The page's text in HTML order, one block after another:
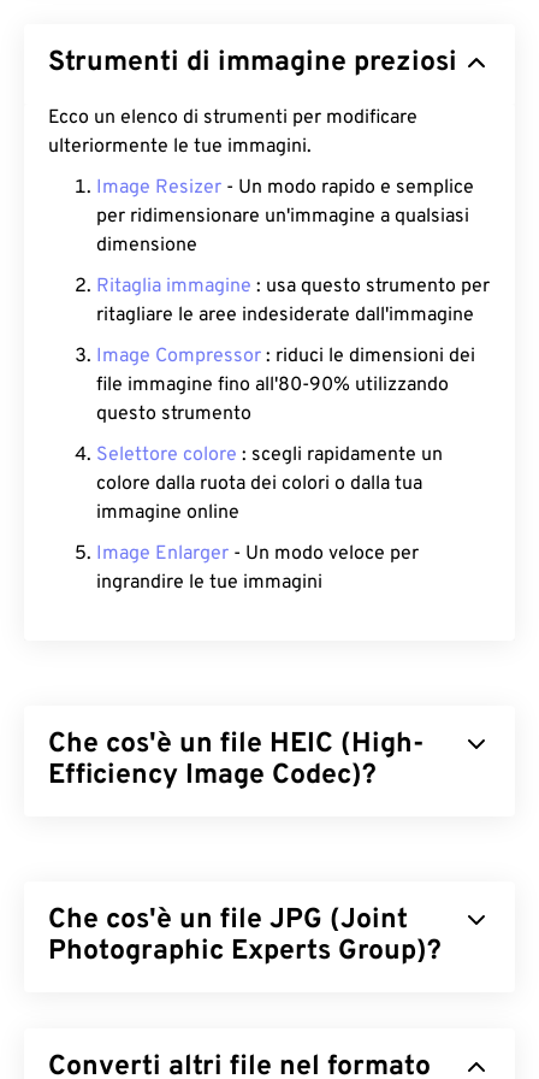
Strumenti di immagine preziosi
Ecco un elenco di strumenti per modificare
ulteriormente le tue immagini.
Image Resizer - Un modo rapido e semplice
per ridimensionare un'immagine a qualsiasi
dimensione
Ritaglia immagine : usa questo strumento per
ritagliare le aree indesiderate dall'immagine
Image Compressor : riduci le dimensioni dei
file immagine fino all'80-90% utilizzando
questo strumento
Selettore colore : scegli rapidamente un
colore dalla ruota dei colori o dalla tua
immagine online
Image Enlarger - Un modo veloce per
ingrandire le tue immagini
Che cos'è un file HEIC (High-
Efficiency Image Codec)?
meno spazio rispetto a JPEG (JPG) senza
compromettere la qualità dell'immagine. Sia HEIC
Come aprire un file HEIC?
Che cos'è un file JPG (Joint
Photographic Experts Group)?
per comprimere fotografie e grafica. La notevole
Converti altri file nel formato